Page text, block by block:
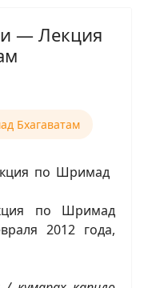
— Лекция
Бхагаватам
по Шримад
2012 года,